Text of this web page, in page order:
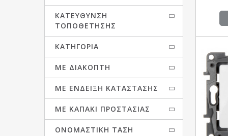
ΚΑΤΕΎΘΥΝΣΗ
ΤΟΠΟΘΈΤΗΣΗΣ
ΚΑΤΗΓΟΡΊΑ
ΜΕ ΔΙΑΚΌΠΤΗ
ΜΕ ΈΝΔΕΙΞΗ ΚΑΤΆΣΤΑΣΗΣ
ΜΕ ΚΑΠΆΚΙ ΠΡΟΣΤΑΣΊΑΣ
ΟΝΟΜΑΣΤΙΚΉ ΤΆΣΗ